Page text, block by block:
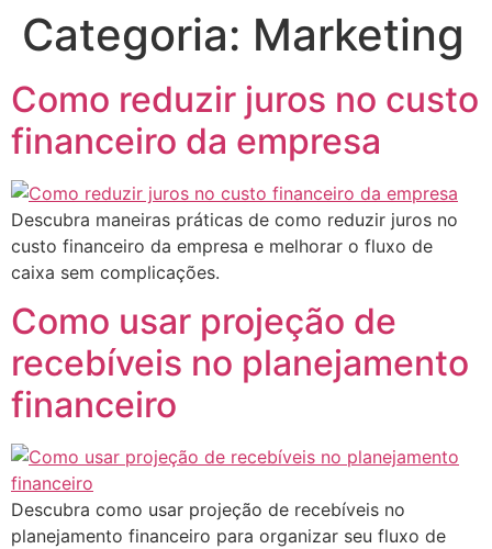
Categoria: Marketing
Como reduzir juros no custo
financeiro da empresa
Descubra maneiras práticas de como reduzir juros no
custo financeiro da empresa e melhorar o fluxo de
caixa sem complicações.
Como usar projeção de
recebíveis no planejamento
financeiro
Descubra como usar projeção de recebíveis no
planejamento financeiro para organizar seu fluxo de